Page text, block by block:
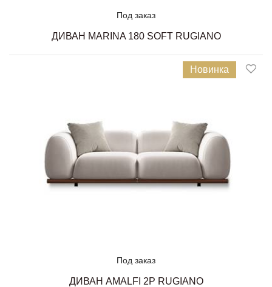
Под заказ
ДИВАН MARINA 180 SOFT RUGIANO
Новинка
Под заказ
ДИВАН AMALFI 2P RUGIANO